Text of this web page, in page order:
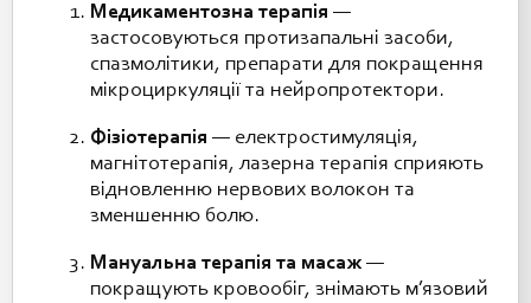
Медикаментозна терапія —
застосовуються протизапальні засоби,
спазмолітики, препарати для покращення
мікроциркуляції та нейропротектори.
Фізіотерапія — електростимуляція,
магнітотерапія, лазерна терапія сприяють
відновленню нервових волокон та
зменшенню болю.
Мануальна терапія та масаж—
покращують кровообіг, знімають м’язовий